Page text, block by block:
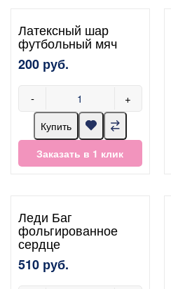
Латексный шар
футбольный мяч
200 руб.
- +
Купить
Заказать в 1 клик
Леди Баг
фольгированное
сердце
510 руб.